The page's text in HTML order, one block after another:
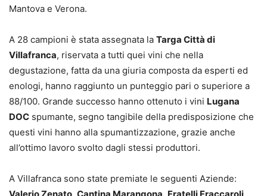
Mantova e Verona.
A 28 campioni è stata assegnata la Targa Città di
Villafranca, riservata a tutti quei vini che nella
degustazione, fatta da una giuria composta da esperti ed
enologi, hanno raggiunto un punteggio pari o superiore a
88/100. Grande successo hanno ottenuto i vini Lugana
DOC spumante, segno tangibile della predisposizione che
questi vini hanno alla spumantizzazione, grazie anche
all’ottimo lavoro svolto dagli stessi produttori.
A Villafranca sono state premiate le seguenti Aziende: